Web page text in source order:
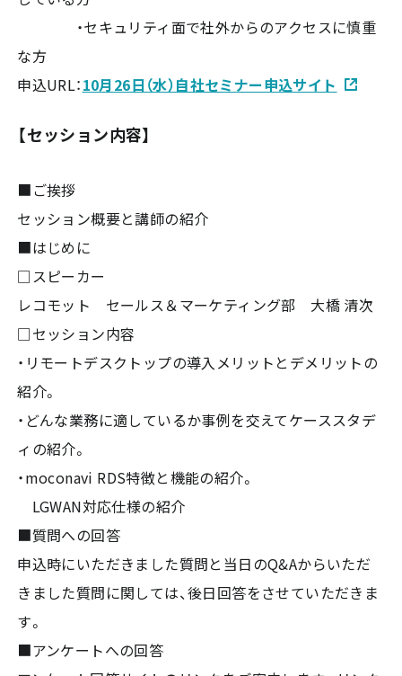
・セキュリティ面で社外からのアクセスに慎重
な方
申込URL：10月26日（水）自社セミナー申込サイト
【セッション内容】
■ご挨拶
セッション概要と講師の紹介
■はじめに
□スピーカー
レコモット セールス＆マーケティング部 大橋 清次
□セッション内容
・リモートデスクトップの導入メリットとデメリットの
紹介。
・どんな業務に適しているか事例を交えてケーススタデ
ィの紹介。
・moconavi RDS特徴と機能の紹介。
LGWAN対応仕様の紹介
■質問への回答
申込時にいただきました質問と当日のQ&Aからいただ
きました質問に関しては、後日回答をさせていただきま
す。
■アンケートへの回答